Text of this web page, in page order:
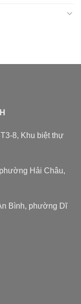
8, Khu biệt thự
Hải Châu,
Bình, phường Dĩ